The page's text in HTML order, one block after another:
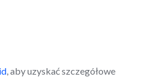
, aby uzyskać szczegółowe